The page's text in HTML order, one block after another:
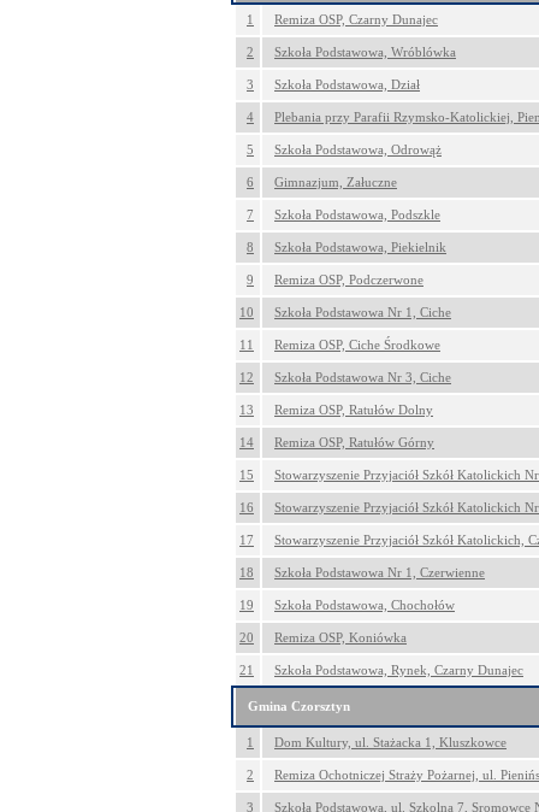
1 Remiza OSP, Czarny Dunajec
2 Szkoła Podstawowa, Wróblówka
3 Szkoła Podstawowa, Dział
4 Plebania przy Parafii Rzymsko-Katolickiej,
5 Szkoła Podstawowa, Odrowąż
6 Gimnazjum, Załuczne
7 Szkoła Podstawowa, Podszkle
8 Szkoła Podstawowa, Piekielnik
9 Remiza OSP, Podczerwone
10 Szkoła Podstawowa Nr 1, Ciche
11 Remiza OSP, Ciche Środkowe
12 Szkoła Podstawowa Nr 3, Ciche
13 Remiza OSP, Ratułów Dolny
14 Remiza OSP, Ratułów Górny
15 Stowarzyszenie Przyjaciół Szkół Katolickich
16 Stowarzyszenie Przyjaciół Szkół Katolickich
17 Stowarzyszenie Przyjaciół Szkół Katolickich,
18 Szkoła Podstawowa Nr 1, Czerwienne
19 Szkoła Podstawowa, Chochołów
20 Remiza OSP, Koniówka
21 Szkoła Podstawowa, Rynek, Czarny Dunajec
Gmina Czorsztyn
1 Dom Kultury, ul. Stażacka 1, Kluszkowce
2 Remiza Ochotniczej Straży Pożarnej, ul.
3 Szkoła Podstawowa, ul. Szkolna 7, Sromowce